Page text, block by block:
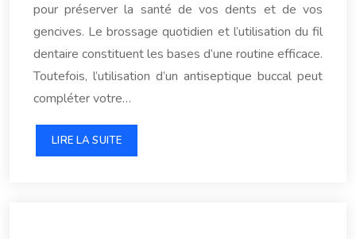
pour préserver la santé de vos dents et de vos
gencives. Le brossage quotidien et l’utilisation du fil
dentaire constituent les bases d’une routine efficace.
Toutefois, l’utilisation d’un antiseptique buccal peut
compléter votre…
LIRE LA SUITE